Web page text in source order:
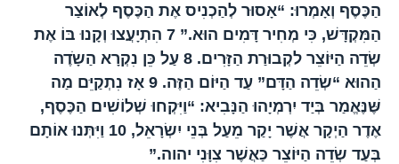
הַכֶּסֶף וְאָמְרוּ: “אָסוּר לְהַכְנִיס אֶת הַכֶּסֶף לְאוֹצַר
הַמִּקְדָּשׁ, כִּי מְחִיר דָּמִים הוּא.” 7 הִתְיָעֲצוּ וְקָנוּ בּוֹ אֶת
שְׂדֵה הַיּוֹצֵר לקְבוּרַת הַזָּרִים. 8 עַל כֵּן נִקְרָא הַשָֹדֶה
הַהוּא “שְׂדֵה הַדָּם” עַד הַיּוֹם הַזֶּה. 9 אָז נִתְקַיֵּם מַה
שֶּׁנֶּאֱמַר בְּיַד יִרְמְיָהוּ הַנָּבִיא: “וַיִּקְחוּ שְׁלוֹשִׁים הַכֶּסֶף,
אֶדֶר הַיְקָר אֲשֶׁר יָקַר מֵעַל בְּנֵי יִשְׂרָאֵל, 10 וַיִּתְּנוּ אוֹתָם
בְּעַד שְׂדֵה הַיּוֹצֵר כַּאֲשֶׁר צִוָּנִי יהוה.”